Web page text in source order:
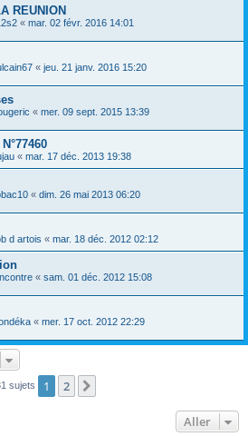
REUNION
« mar. 02 févr. 2016 14:01
« jeu. 21 janv. 2016 15:20
« mer. 09 sept. 2015 13:39
« mar. 17 déc. 2013 19:38
« dim. 26 mai 2013 06:20
d artois « mar. 18 déc. 2012 02:12
« sam. 01 déc. 2012 15:08
« mer. 17 oct. 2012 22:29
sujets 1 2
Aller